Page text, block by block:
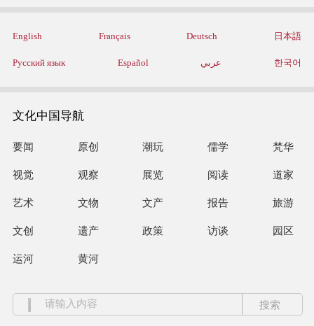
English Français Deutsch 日本語
Русский язык Español عربي 한국어
文化中国导航
要闻 原创 潮玩 儒学 梵华
视觉 观察 展览 阅读 道家
艺术 文物 文产 报告 旅游
文创 遗产 政策 访谈 园区
运河 黄河